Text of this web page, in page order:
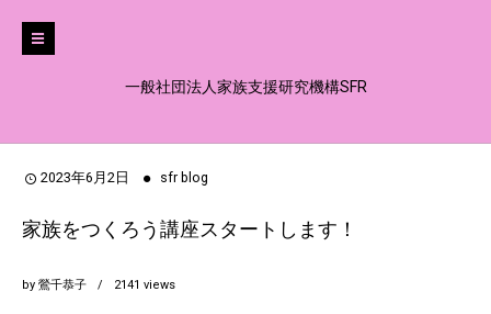
一般社団法人家族支援研究機構SFR
2023年6月2日 sfr blog
家族をつくろう講座スタートします！
by 鶯千恭子 2141 views